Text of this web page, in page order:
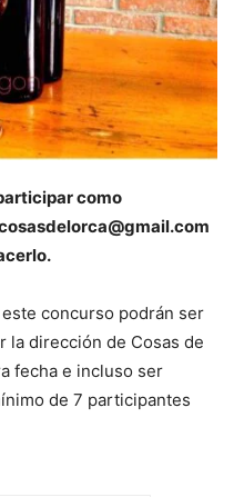
como
concurso podrán ser
la dirección de Cosas de
fecha e incluso ser
de 7 participantes